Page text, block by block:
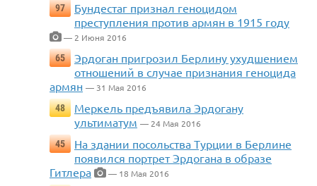
97
Бундестаг признал геноцидом
преступления против армян в 1915 году
— 2 Июня 2016
65
Эрдоган пригрозил Берлину ухудшением
отношений в случае признания геноцида
армян — 31 Мая 2016
48
Меркель предъявила Эрдогану
ультиматум — 24 Мая 2016
45
На здании посольства Турции в Берлине
появился портрет Эрдогана в образе
Гитлера
— 18 Мая 2016